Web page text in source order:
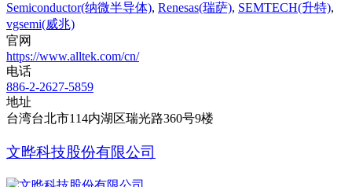
Semiconductor(纳微半导体), Renesas(瑞萨), SEMTECH(升特),
vgsemi(威兆)
官网
https://www.alltek.com/cn/
电话
886-2-2627-5859
地址
台湾台北市114内湖区瑞光路360号9楼
文晔科技股份有限公司